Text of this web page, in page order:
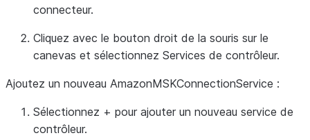
connecteur.
Cliquez avec le bouton droit de la souris sur le
canevas et sélectionnez Services de contrôleur.
Ajoutez un nouveau AmazonMSKConnectionService :
Sélectionnez + pour ajouter un nouveau service de
contrôleur.